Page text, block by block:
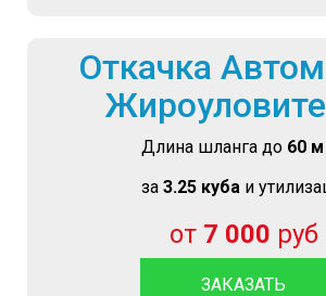
Откачка
Длина шланга до 60 м
за 3.25 кубаи
от 7 000 руб
ЗАКАЗАТЬ